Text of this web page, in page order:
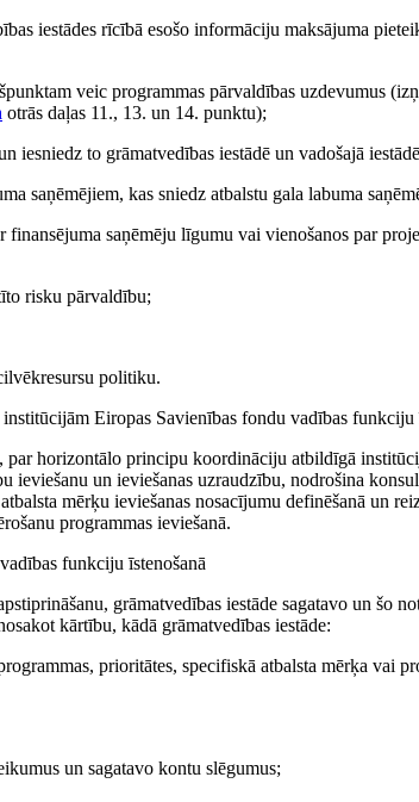
iestādes rīcībā esošo informāciju maksājuma
veic programmas pārvaldības uzdevumus
otrās daļas 11., 13. un 14. punktu);
iesniedz to grāmatvedības iestādē un vadošajā
saņēmējiem, kas sniedz atbalstu gala labuma
saņēmēju līgumu vai vienošanos par
risku pārvaldību;
politiku.
Eiropas Savienības fondu vadības funkciju
horizontālo principu koordināciju atbildīgā
ieviešanu un ieviešanas uzraudzību, nodrošina
mērķu ieviešanas nosacījumu definēšanā un
programmas ieviešanā.
funkciju īstenošanā
grāmatvedības iestāde sagatavo un šo
kārtību, kādā grāmatvedības iestāde:
prioritātes, specifiskā atbalsta mērķa vai
un sagatavo kontu slēgumus;